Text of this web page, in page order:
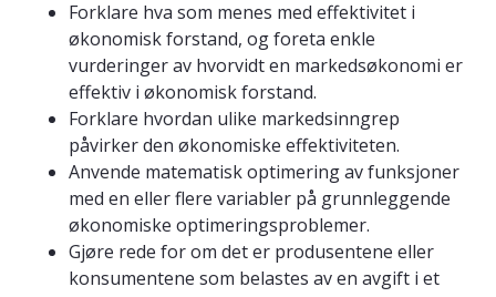
Forklare hva som menes med effektivitet i
økonomisk forstand, og foreta enkle
vurderinger av hvorvidt en markedsøkonomi er
effektiv i økonomisk forstand.
Forklare hvordan ulike markedsinngrep
påvirker den økonomiske effektiviteten.
Anvende matematisk optimering av funksjoner
med en eller flere variabler på grunnleggende
økonomiske optimeringsproblemer.
Gjøre rede for om det er produsentene eller
konsumentene som belastes av en avgift i et